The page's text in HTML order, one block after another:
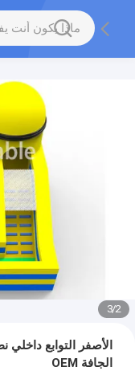
2
/
3
الأصفر التوابع داخلي
الجافة OEM